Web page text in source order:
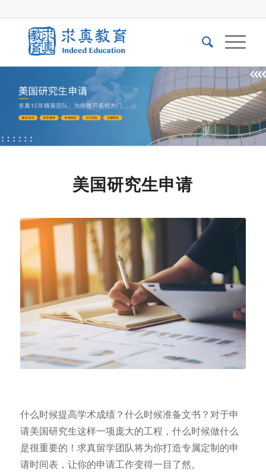
美国研究生申请
什么时候提高学术成绩？什么时候准备文书？对于申
请美国研究生这样一项庞大的工程，什么时候做什么
是很重要的！求真留学团队将为你打造专属定制的申
请时间表，让你的申请工作变得一目了然。